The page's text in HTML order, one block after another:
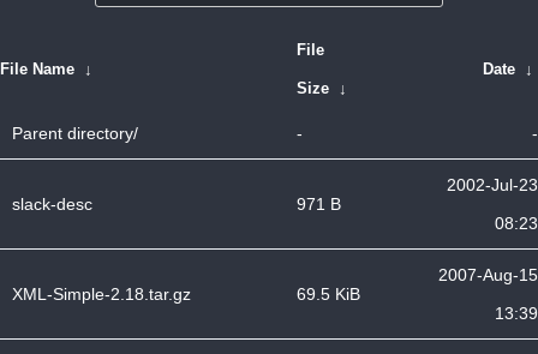
File Name ↓
File
Size ↓
Date ↓
Parent directory/ - -
slack-desc 971 B
2002-Jul-23
08:23
XML-Simple-2.18.tar.gz 69.5 KiB
2007-Aug-15
13:39